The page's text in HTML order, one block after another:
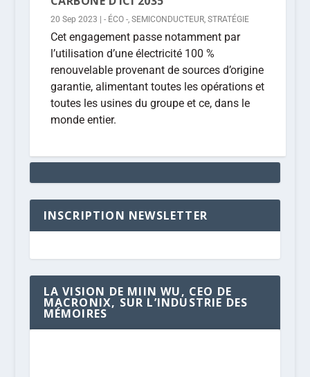
20 Sep 2023 - ÉCO -, SEMICONDUCTEUR, STRATÉGIE
Cet engagement passe notamment par
l’utilisation d’une électricité 100 %
renouvelable provenant de sources d’origine
garantie, alimentant toutes les opérations et
toutes les usines du groupe et ce, dans le
monde entier.
INSCRIPTION NEWSLETTER
LA VISION DE MIIN WU, CEO DE
MACRONIX, SUR L’INDUSTRIE DES
MÉMOIRES